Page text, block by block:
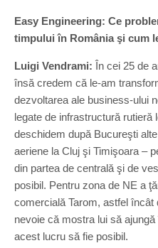
Easy Engineering: Ce
timpului în România şi cum
Luigi Vendrami: În cei 25 de
însă credem că le-am
dezvoltarea ale business-ului
legate de infrastructură rutieră
deschidem după Bucureşti
aeriene la Cluj şi Timişoara –
din partea de centrală şi de
posibil. Pentru zona de NE a
comercială Tarom, astfel încât
nevoie că mostra lui să
acest lucru să fie posibil.